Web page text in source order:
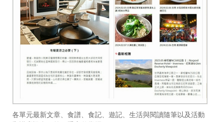
各單元最新文章、食譜、食記、遊記、生活與閱讀隨筆以及活動